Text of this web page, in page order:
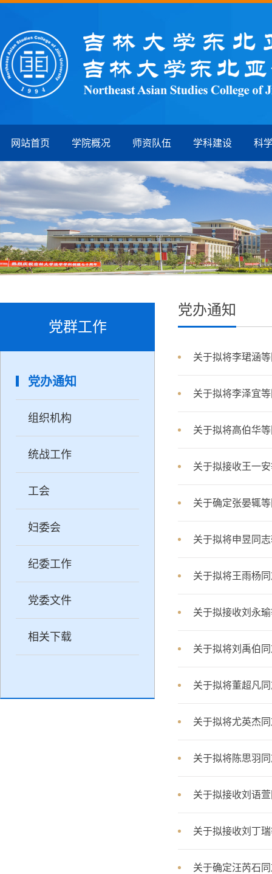
网站首页 学院概况 师资队伍 学科建设 科
党群工作
党办通知
组织机构
统战工作
工会
妇委会
纪委工作
党委文件
相关下载
党办通知
关于拟将李珺涵
关于拟将李泽宜
关于拟将高伯华
关于拟接收王一
关于确定张晏辄
关于拟将申昱同
关于拟将王雨杨
关于拟接收刘永
关于拟将刘禹伯
关于拟将董超凡
关于拟将尤英杰
关于拟将陈思羽
关于拟接收刘语
关于拟接收刘丁
关于确定汪芮石